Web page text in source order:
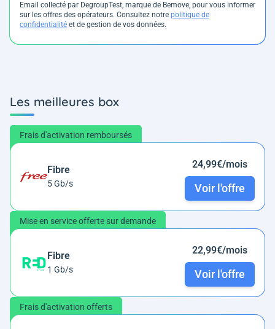
Email collecté par DegroupTest, marque de Bemove, pour vous informer
sur les offres des opérateurs. Consultez notre politique de
confidentialité et de gestion de vos données.
Les meilleures box
Frais d'activation remboursés
Fibre
5 Gb/s
24,99€/mois
Voir l'offre
Mise en service offerte sur demande
Fibre
1 Gb/s
22,99€/mois
Voir l'offre
Frais d'activation offerts